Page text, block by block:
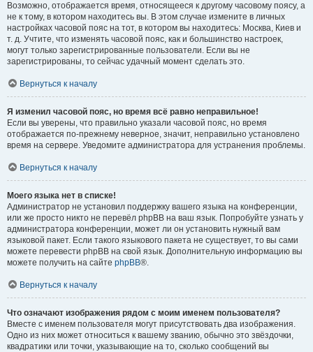
Возможно, отображается время, относящееся к другому часовому поясу, а
не к тому, в котором находитесь вы. В этом случае измените в личных
настройках часовой пояс на тот, в котором вы находитесь: Москва, Киев и
т. д. Учтите, что изменять часовой пояс, как и большинство настроек,
могут только зарегистрированные пользователи. Если вы не
зарегистрированы, то сейчас удачный момент сделать это.
Вернуться к началу
Я изменил часовой пояс, но время всё равно неправильное!
Если вы уверены, что правильно указали часовой пояс, но время
отображается по-прежнему неверное, значит, неправильно установлено
время на сервере. Уведомите администратора для устранения проблемы.
Вернуться к началу
Моего языка нет в списке!
Администратор не установил поддержку вашего языка на конференции,
или же просто никто не перевёл phpBB на ваш язык. Попробуйте узнать у
администратора конференции, может ли он установить нужный вам
языковой пакет. Если такого языкового пакета не существует, то вы сами
можете перевести phpBB на свой язык. Дополнительную информацию вы
можете получить на сайте phpBB®.
Вернуться к началу
Что означают изображения рядом с моим именем пользователя?
Вместе с именем пользователя могут присутствовать два изображения.
Одно из них может относиться к вашему званию, обычно это звёздочки,
квадратики или точки, указывающие на то, сколько сообщений вы